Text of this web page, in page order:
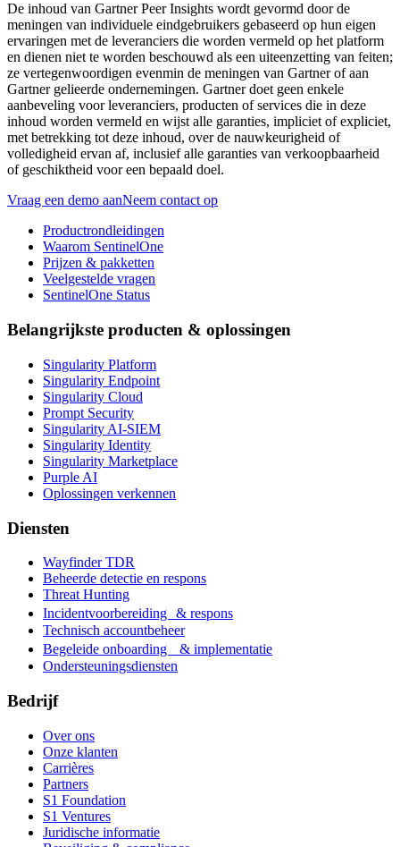
De inhoud van Gartner Peer Insights wordt gevormd door de
meningen van individuele eindgebruikers gebaseerd op hun eigen
ervaringen met de leveranciers die worden vermeld op het platform
en dienen niet te worden beschouwd als een uiteenzetting van feiten;
ze vertegenwoordigen evenmin de meningen van Gartner of aan
Gartner gelieerde ondernemingen. Gartner doet geen enkele
aanbeveling voor leveranciers, producten of services die in deze
inhoud worden vermeld en wijst alle garanties, impliciet of expliciet,
met betrekking tot deze inhoud, over de nauwkeurigheid of
volledigheid ervan af, inclusief alle garanties van verkoopbaarheid
of geschiktheid voor een bepaald doel.
Vraag een demo aanNeem contact op
Productrondleidingen
Waarom SentinelOne
Prijzen & pakketten
Veelgestelde vragen
SentinelOne Status
Belangrijkste producten & oplossingen
Singularity Platform
Singularity Endpoint
Singularity Cloud
Prompt Security
Singularity AI-SIEM
Singularity Identity
Singularity Marketplace
Purple AI
Oplossingen verkennen
Diensten
Wayfinder TDR
Beheerde detectie en respons
Threat Hunting
Incidentvoorbereiding & respons
Technisch accountbeheer
Begeleide onboarding & implementatie
Ondersteuningsdiensten
Bedrijf
Over ons
Onze klanten
Carrières
Partners
S1 Foundation
S1 Ventures
Juridische informatie